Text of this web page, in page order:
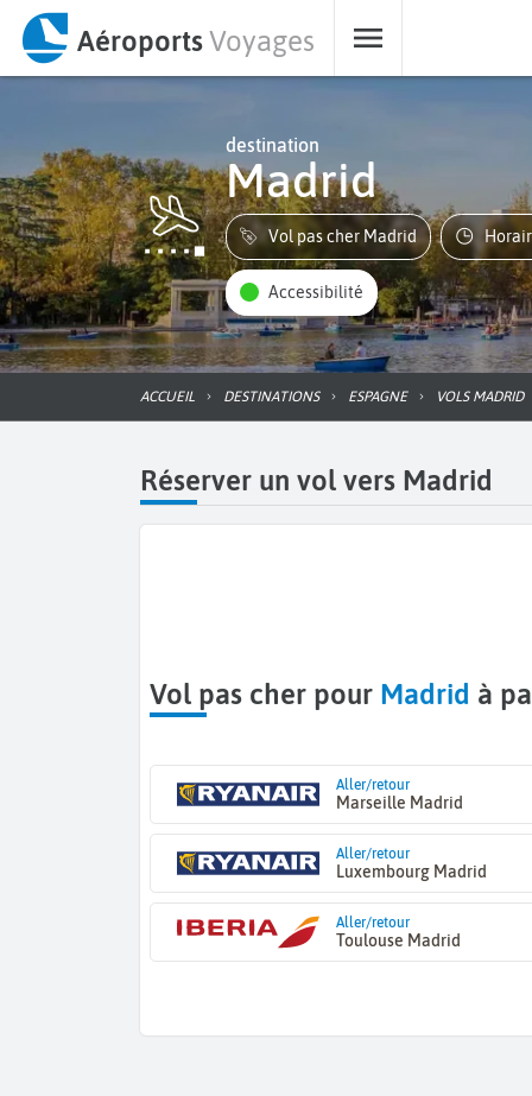
AéroportsVoyages
destination
Madrid
Vol pas cher Madrid
Accessibilité
ACCUEIL DESTINATIONS ESPAGNE VOLS MADRID
Réserver un vol vers Madrid
Vol pas cher pour Madrid à
Aller/retour
Marseille Madrid
Aller/retour
Luxembourg Madrid
Aller/retour
Toulouse Madrid